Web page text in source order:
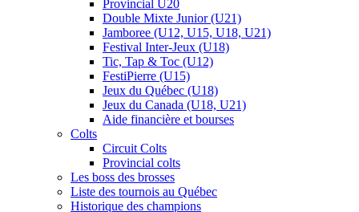
Provincial U20
Double Mixte Junior (U21)
Jamboree (U12, U15, U18, U21)
Festival Inter-Jeux (U18)
Tic, Tap & Toc (U12)
FestiPierre (U15)
Jeux du Québec (U18)
Jeux du Canada (U18, U21)
Aide financière et bourses
Colts
Circuit Colts
Provincial colts
Les boss des brosses
Liste des tournois au Québec
Historique des champions